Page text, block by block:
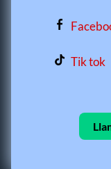
Tik tok